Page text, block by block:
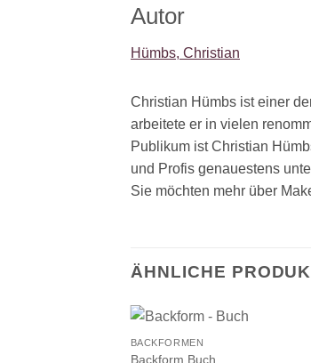
Autor
Hümbs, Christian
Christian Hümbs ist einer
arbeitete er in vielen
Publikum ist Christian
und Profis genauestens
Sie möchten mehr über
ÄHNLICHE
+
BACKFORMEN
Backform Buch